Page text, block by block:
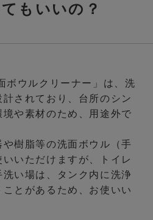
もいいの？
ボウルクリーナー」は、洗
されており、台所のシン
境や素材のため、用途外で
や樹脂等の洗面ボウル（手
いただけますが、トイレ
い場は、タンク内に洗浄
とがあるため、お使いい